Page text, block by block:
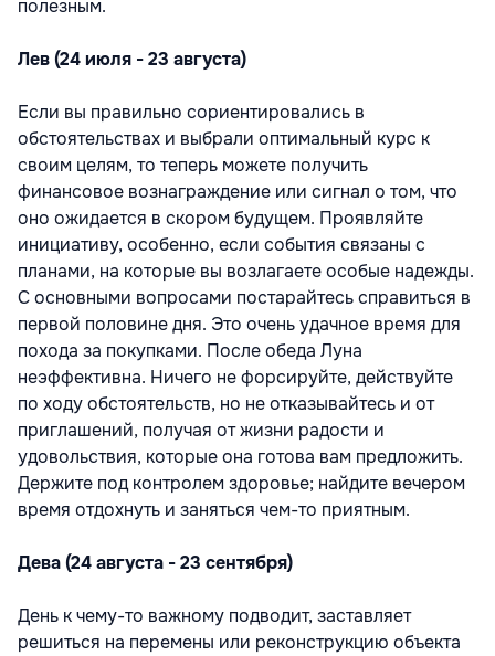
полезным.
Лев (24 июля - 23 августа)
Если вы правильно сориентировались в
обстоятельствах и выбрали оптимальный курс к
своим целям, то теперь можете получить
финансовое вознаграждение или сигнал о том, что
оно ожидается в скором будущем. Проявляйте
инициативу, особенно, если события связаны с
планами, на которые вы возлагаете особые надежды.
С основными вопросами постарайтесь справиться в
первой половине дня. Это очень удачное время для
похода за покупками. После обеда Луна
неэффективна. Ничего не форсируйте, действуйте
по ходу обстоятельств, но не отказывайтесь и от
приглашений, получая от жизни радости и
удовольствия, которые она готова вам предложить.
Держите под контролем здоровье; найдите вечером
время отдохнуть и заняться чем-то приятным.
Дева (24 августа - 23 сентября)
День к чему-то важному подводит, заставляет
решиться на перемены или реконструкцию объекта